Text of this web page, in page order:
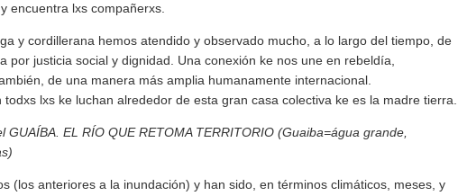
encuentra lxs compañerxs.
y cordillerana hemos atendido y observado mucho, a lo largo del tiempo, de
por justicia social y dignidad. Una conexión ke nos une en rebeldía,
de una manera más amplia humanamente internacional.
todxs lxs ke luchan alrededor de esta gran casa colectiva ke es la madre tierra.
GUAÍBA. EL RÍO QUE RETOMA TERRITORIO (Guaiba=água grande,
(los anteriores a la inundación) y han sido, en términos climáticos, meses, y